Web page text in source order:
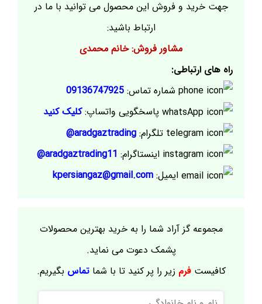
جهت خرید و فروش این محصول می توانید با ما در
ارتباط باشید:
مشاور فروش: خانم محمدی
راه های ارتباطی:
شماره تماس: 09136747925
پاسخگویی واتساپ:کلیک کنید
تلگرام: aradgaztrading@
اینستاگرام: aradgaztrading11@
ایمیل: kpersiangaz@gmail.com
مجموعه گز آراد شما را به خرید بهترین محصولات
پشمک دعوت می نماید.
کافیستفرم زیر را پر کنید تا با شماتماس بگیریم.
نام